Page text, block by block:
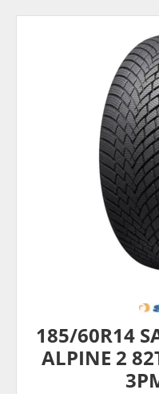
185/60R14
ALPINE 2